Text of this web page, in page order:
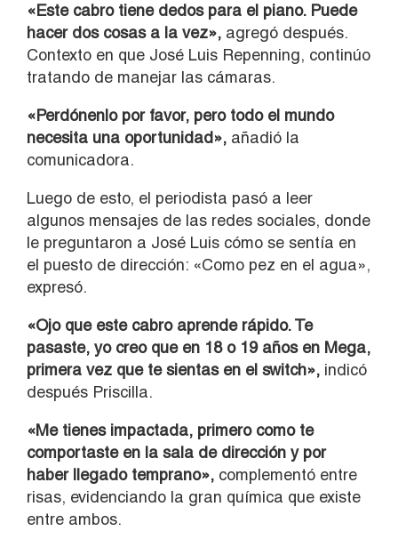
«Este cabro tiene dedos para el piano. Puede
hacer dos cosas a la vez», agregó después.
Contexto en que José Luis Repenning, continúo
tratando de manejar las cámaras.
«Perdónenlo por favor, pero todo el mundo
necesita una oportunidad», añadió la
comunicadora.
Luego de esto, el periodista pasó a leer
algunos mensajes de las redes sociales, donde
le preguntaron a José Luis cómo se sentía en
el puesto de dirección: «Como pez en el agua»,
expresó.
«Ojo que este cabro aprende rápido. Te
pasaste, yo creo que en 18 o 19 años en Mega,
primera vez que te sientas en el switch», indicó
después Priscilla.
«Me tienes impactada, primero como te
comportaste en la sala de dirección y por
haber llegado temprano», complementó entre
risas, evidenciando la gran química que existe
entre ambos.